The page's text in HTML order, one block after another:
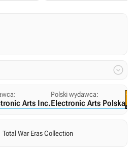

Arts Inc.
Polski wydawca:
Electronic Arts Polska
Total War Eras Collection